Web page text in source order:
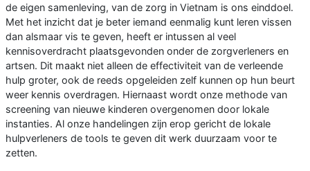
de eigen samenleving, van de zorg in Vietnam is ons einddoel.
Met het inzicht dat je beter iemand eenmalig kunt leren vissen
dan alsmaar vis te geven, heeft er intussen al veel
kennisoverdracht plaatsgevonden onder de zorgverleners en
artsen. Dit maakt niet alleen de effectiviteit van de verleende
hulp groter, ook de reeds opgeleiden zelf kunnen op hun beurt
weer kennis overdragen. Hiernaast wordt onze methode van
screening van nieuwe kinderen overgenomen door lokale
instanties. Al onze handelingen zijn erop gericht de lokale
hulpverleners de tools te geven dit werk duurzaam voor te
zetten.